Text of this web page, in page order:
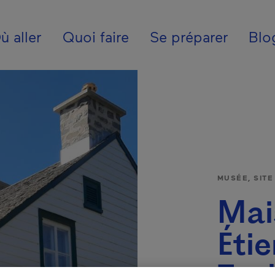
- Fr - France
aller Quoi faire Se préparer
MUSÉE,